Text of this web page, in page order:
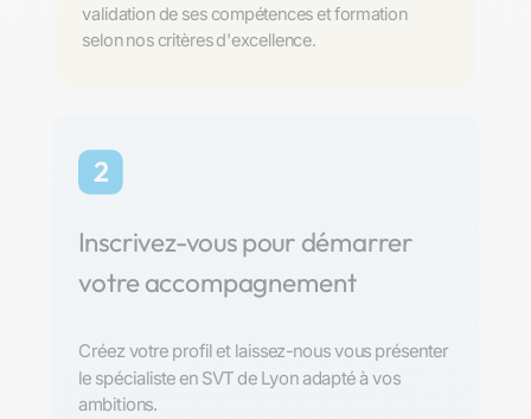
validation de ses compétences et formation
selon nos critères d'excellence.
2
Inscrivez-vous pour démarrer
votre accompagnement
Créez votre profil et laissez-nous vous présenter
le spécialiste en SVT de Lyon adapté à vos
ambitions.